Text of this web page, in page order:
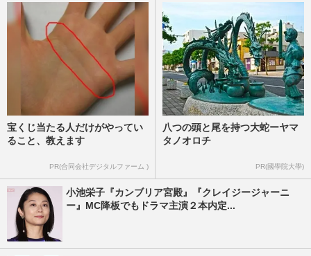
宝くじ当たる人だけがやってい
ること、教えます
PR(合同会社デジタルファーム )
八つの頭と尾を持つ大蛇ーヤマ
タノオロチ
PR(國學院大學)
小池栄子『カンブリア宮殿』『クレイジージャーニ
ー』MC降板でもドラマ主演２本内定...